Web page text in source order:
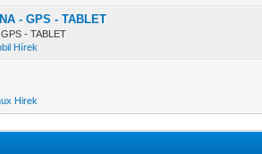
- GPS - TABLET
- TABLET
Hírek
Hirek